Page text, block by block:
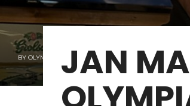
BY OLYMPIA JAN